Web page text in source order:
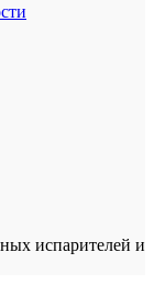
испарителей и